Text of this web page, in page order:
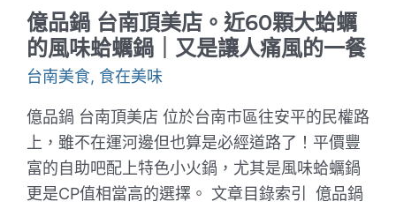
你
吃
透
台
南
在
地
小
吃
億品鍋 台南頂美店。近60顆大蛤蠣
的風味蛤蠣鍋｜又是讓人痛風的一餐
台南美食, 食在美味
億品鍋 台南頂美店 位於台南市區往安平的民權路
上，雖不在運河邊但也算是必經道路了！平價豐
富的自助吧配上特色小火鍋，尤其是風味蛤蠣鍋
更是CP值相當高的選擇。 文章目錄索引 億品鍋